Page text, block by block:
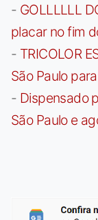
- GOLLLLLL
placar no fim
- TRICOLOR
São Paulo
- Dispensado
São Paulo e